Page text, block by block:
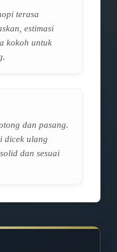
terasa
estimasi
kokoh untuk
dan pasang.
dicek ulang
dan sesuai